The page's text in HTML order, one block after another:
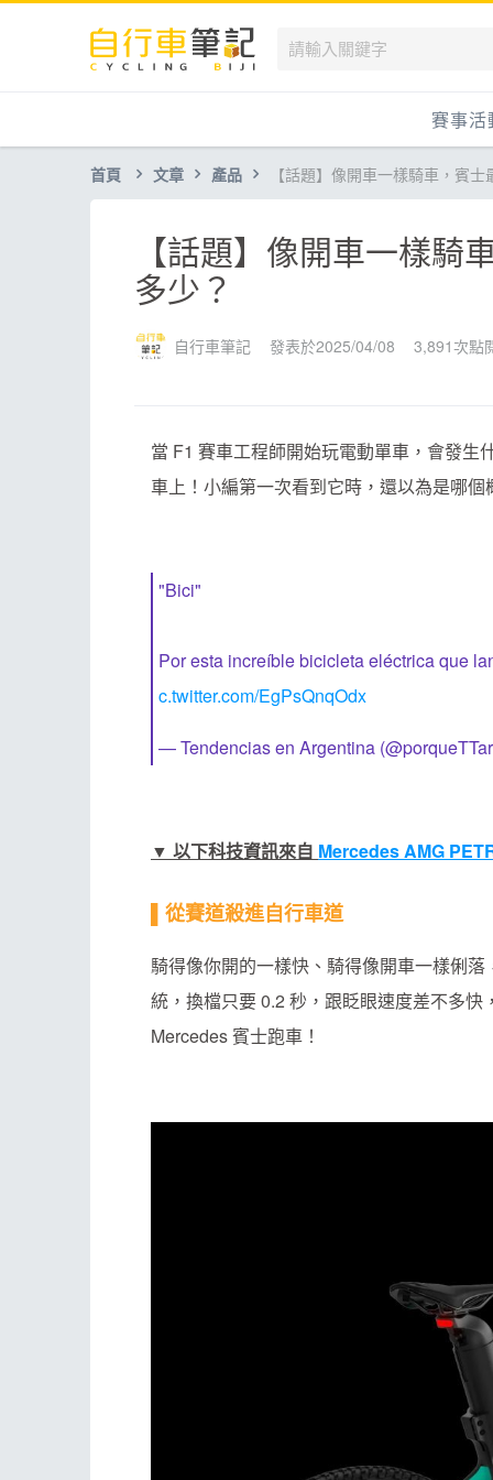
賽事活
國內
兒童滑
首頁 文章 產品 【話題】像開車一樣騎車，賓
【話題】像開車一樣
多少？
自行車筆記 發表於2025/04/08 3,891次點
當 F1 賽車工程師開始玩電動單車，會發生
車上！小編第一次看到它時，還以為是哪
"Bici"
Por esta increíble bicicleta eléctrica que
c.twitter.com/EgPsQnqOdx
— Tendencias en Argentina
▼ 以下科技資訊來自 Mercedes AMG
▌從賽道殺進自行車道
騎得像你開的一樣快、騎得像開車一樣俐
統，換檔只要 0.2 秒，跟眨眼速度差不多
Mercedes 賓士跑車！